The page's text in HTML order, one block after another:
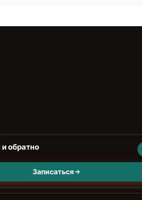
обратно
Записаться